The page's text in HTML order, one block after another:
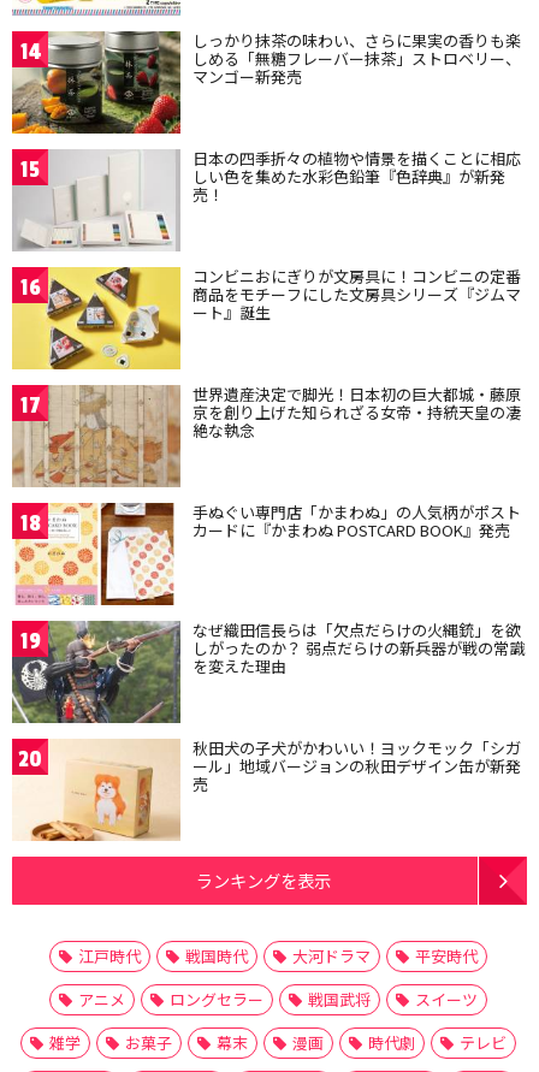
14 しっかり抹茶の味わい、さらに果実の香りも楽
しめる「無糖フレーバー抹茶」ストロベリー、
マンゴー新発売
15 日本の四季折々の植物や情景を描くことに相応
しい色を集めた水彩色鉛筆『色辞典』が新発
売！
16 コンビニおにぎりが文房具に！コンビニの定番
商品をモチーフにした文房具シリーズ『ジムマ
ート』誕生
17 世界遺産決定で脚光！日本初の巨大都城・藤原
京を創り上げた知られざる女帝・持統天皇の凄
絶な執念
18 手ぬぐい専門店「かまわぬ」の人気柄がポスト
カードに『かまわぬ POSTCARD BOOK』発売
19 なぜ織田信長らは「欠点だらけの火縄銃」を欲
しがったのか？ 弱点だらけの新兵器が戦の常識
を変えた理由
20 秋田犬の子犬がかわいい！ヨックモック「シガ
ール」地域バージョンの秋田デザイン缶が新発
売
ランキングを表示
江戸時代 戦国時代 大河ドラマ
平安時代
アニメ
ロングセラー 戦国武将
スイーツ
雑学
お菓子 幕末 漫画 時代劇
テレビ